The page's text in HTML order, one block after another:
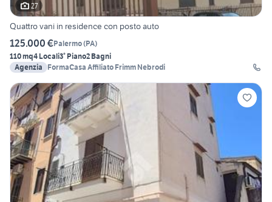
27
Quattro vani in residence con posto auto
125.000 €Palermo(PA)
110 mq4 Locali3° Piano2 Bagni
Agenzia
FormaCasa Affiliato Frimm Nebrodi